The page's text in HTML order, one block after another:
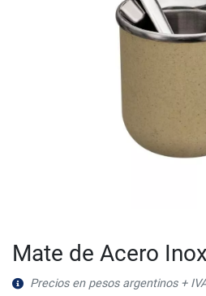
Mate de Acero
Precios en pesos argentinos +